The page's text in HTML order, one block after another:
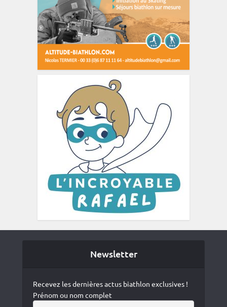
Newsletter
Recevez les dernières actus biathlon exclusives !
Prénom ou nom complet